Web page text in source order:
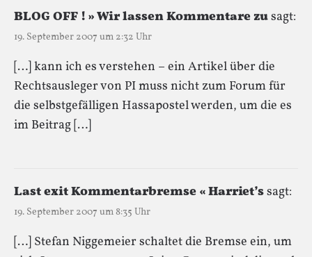
BLOG OFF ! » Wir lassen Kommentare zusagt:
19. September 2007 um 2:32 Uhr
[…] kann ich es verstehen – ein Artikel über die
Rechtsausleger von PI muss nicht zum Forum für
die selbstgefälligen Hassapostel werden, um die es
im Beitrag […]
Last exit Kommentarbremse « Harriet’ssagt:
19. September 2007 um 8:35 Uhr
[…] Stefan Niggemeier schaltet die Bremse ein, um